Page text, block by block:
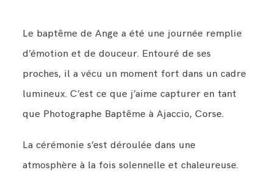
Le baptême de Ange a été une journée remplie
d’émotion et de douceur. Entouré de ses
proches, il a vécu un moment fort dans un cadre
lumineux. C’est ce que j’aime capturer en tant
que Photographe Baptême à Ajaccio, Corse.
La cérémonie s’est déroulée dans une
atmosphère à la fois solennelle et chaleureuse.